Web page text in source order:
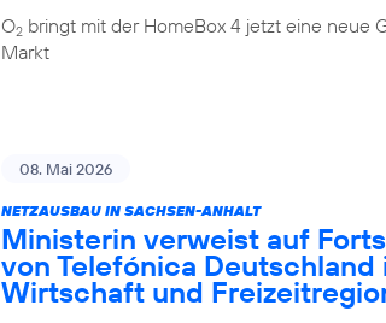
O2 bringt mit der HomeBox 4 jetzt eine neue
Markt
08. Mai 2026
NETZAUSBAU IN SACHSEN-ANHALT
Ministerin verweist auf
von Telefónica
Wirtschaft und